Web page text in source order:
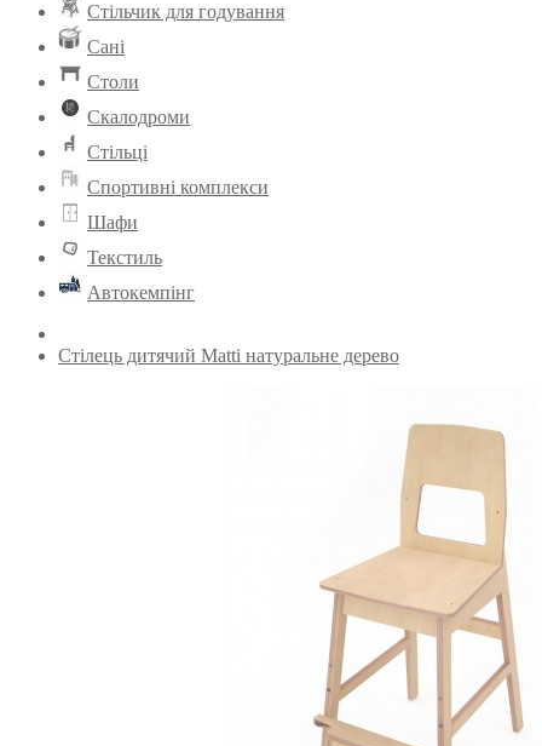
Стільчик для годування
Сані
Столи
Скалодроми
Стільці
Спортивні комплекси
Шафи
Текстиль
Автокемпінг
Стілець дитячий Matti натуральне дерево